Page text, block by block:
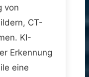
von
CT-
KI-
Erkennung
eine